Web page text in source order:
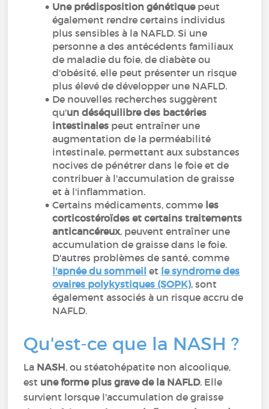
Une prédisposition génétique peut
également rendre certains individus
plus sensibles à la NAFLD. Si une
personne a des antécédents familiaux
de maladie du foie, de diabète ou
d'obésité, elle peut présenter un risque
plus élevé de développer une NAFLD.
De nouvelles recherches suggèrent
qu'un déséquilibre des bactéries
intestinales peut entraîner une
augmentation de la perméabilité
intestinale, permettant aux substances
nocives de pénétrer dans le foie et de
contribuer à l'accumulation de graisse
et à l'inflammation.
Certains médicaments, comme les
corticostéroïdes et certains traitements
anticancéreux, peuvent entraîner une
accumulation de graisse dans le foie.
D'autres problèmes de santé, comme
l'apnée du sommeil et le syndrome des
ovaires polykystiques (SOPK), sont
également associés à un risque accru de
NAFLD.
Qu'est-ce que la NASH ?
La NASH, ou stéatohépatite non alcoolique,
est une forme plus grave de la NAFLD. Elle
survient lorsque l'accumulation de graisse